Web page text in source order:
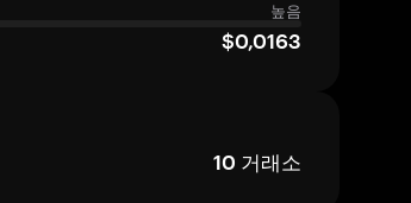
높음
$0,0163
10 거래소